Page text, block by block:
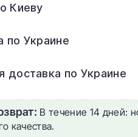
Киеву
по Украине
доставка по Украине
В течение 14 дней:
качества.